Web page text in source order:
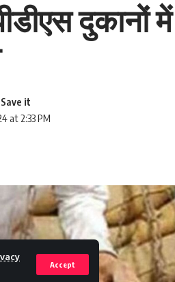
Accept
दुकानों
at 2:33 PM